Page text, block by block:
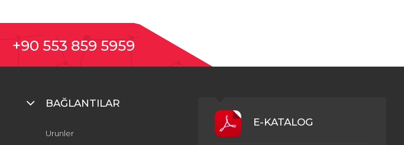
+90 553 859 5959
BAĞLANTILAR
Urunler
E-KATALOG